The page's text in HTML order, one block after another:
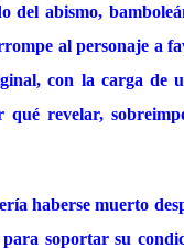
del abismo,
al personaje a
con la carga de
revelar,
haberse muerto
soportar su